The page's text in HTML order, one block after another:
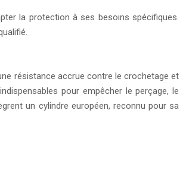
la protection à ses besoins spécifiques.
résistance accrue contre le crochetage et
pour empêcher le perçage, le
un cylindre européen, reconnu pour sa